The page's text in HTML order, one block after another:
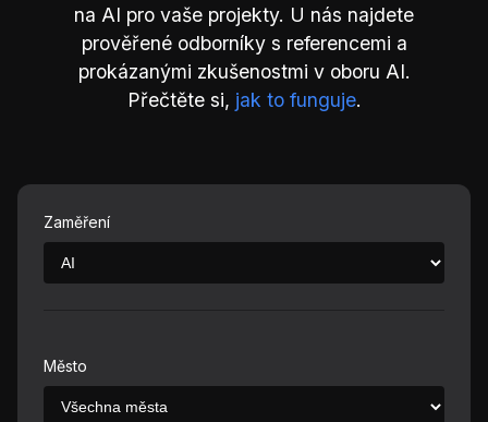
na AI pro vaše projekty. U nás najdete
prověřené odborníky s referencemi a
prokázanými zkušenostmi v oboru AI.
Přečtěte si, jak to funguje.
Zaměření
Město